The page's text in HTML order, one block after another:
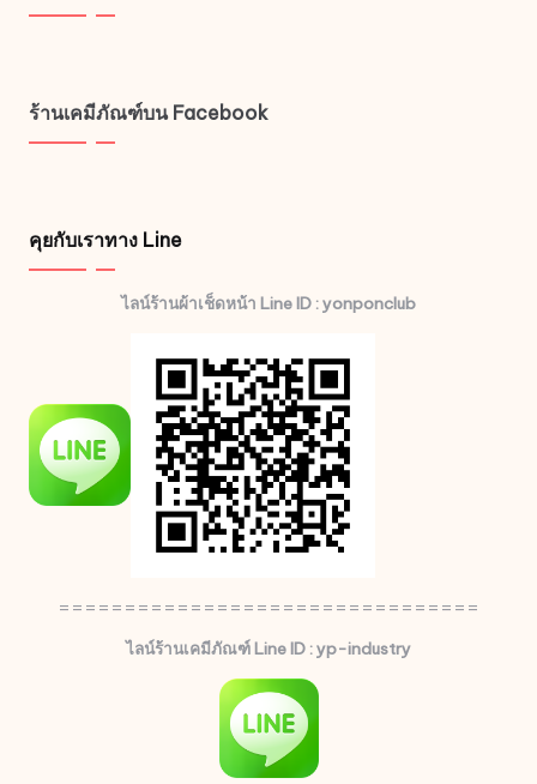
ร้านเคมีภัณฑ์บน Facebook
คุยกับเราทาง Line
ไลน์ร้านผ้าเช็ดหน้า Line ID : yonponclub
================================
ไลน์ร้านเคมีภัณฑ์ Line ID : yp-industry